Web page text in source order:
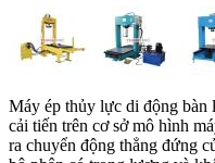
Máy ép thủy lực di động bàn
cải tiến trên cơ sở mô hình
ra chuyển động thẳng đứng